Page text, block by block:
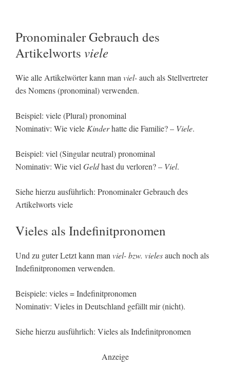
Pronominaler Gebrauch des
Artikelworts viele
Wie alle Artikelwörter kann man viel-auch als Stellvertreter
des Nomens (pronominal) verwenden.
Beispiel: viele (Plural) pronominal
Nominativ: Wie viele Kinderhatte die Familie? – Viele.
Beispiel: viel (Singular neutral) pronominal
Nominativ: Wie viel Geldhast du verloren? – Viel.
Siehe hierzu ausführlich: Pronominaler Gebrauch des
Artikelworts viele
Vieles als Indefinitpronomen
Und zu guter Letzt kann man viel- bzw. vielesauch noch als
Indefinitpronomen verwenden.
Beispiele: vieles = Indefinitpronomen
Nominativ: Vieles in Deutschland gefällt mir (nicht).
Siehe hierzu ausführlich: Vieles als Indefinitpronomen
Anzeige